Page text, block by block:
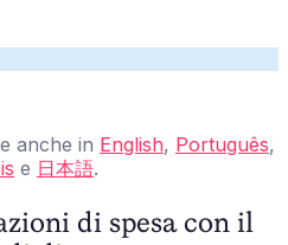
anche in English, Português,
e 日本語.
di spesa con il